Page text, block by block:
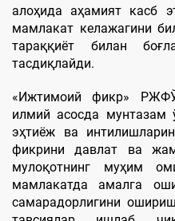
алоҳида аҳамият касб
мамлакат келажагини
тараққиёт билан
тасдиқлайди.
«Ижтимоий фикр»
илмий асосда мунтазам
эҳтиёж ва
фикрини давлат ва
мулоқотнинг муҳим
мамлакатда амалга
самарадорлигини